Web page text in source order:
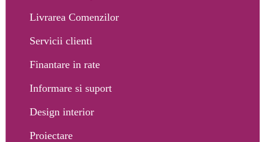
Livrarea Comenzilor
Servicii clienti
Finantare in rate
Informare si suport
Design interior
Proiectare